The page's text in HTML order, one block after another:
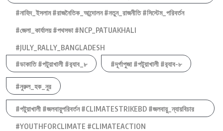
#নাহিদ_ইসলাম #রাজনৈতিক_আন্দোলন #নতুন_রাজনীতি #সিস্টেম_পরিবর্তন
#জেলা_কার্যালয় #পথসভা #NCP_PATUAKHALI
#JULY_RALLY_BANGLADESH
#ডাকাতি #পটুয়াখালী #র‍্যাব_৮
#দূর্গাপুজা #পটুয়াখালী #র‍্যাব-৮
#নুরুল_হক_নুর
#পটুয়াখালী #জলবায়ুপরিবর্তন #CLIMATESTRIKEBD #জলবায়ু_ন্যায়বিচার
#YOUTHFORCLIMATE #CLIMATEACTION